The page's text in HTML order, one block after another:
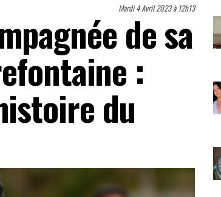
Mardi 4 Avril 2023 à 12h13
de sa
:
du